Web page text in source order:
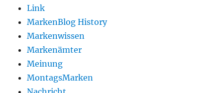
Link
MarkenBlog History
Markenwissen
Markenämter
Meinung
MontagsMarken